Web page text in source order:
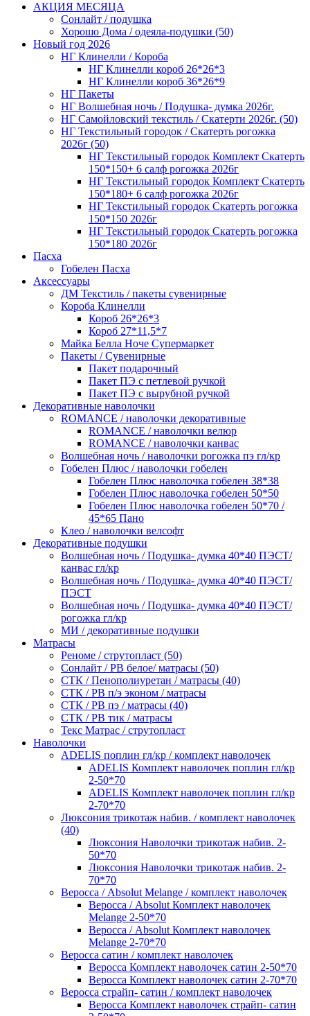
АКЦИЯ МЕСЯЦА
Сонлайт / подушка
Хорошо Дома / одеяла-подушки (50)
Новый год 2026
НГ Клинелли / Короба
НГ Клинелли короб 26*26*3
НГ Клинелли короб 36*26*9
НГ Пакеты
НГ Волшебная ночь / Подушка- думка 2026г.
НГ Самойловский текстиль / Скатерти 2026г. (50)
НГ Текстильный городок / Скатерть рогожка
2026г (50)
НГ Текстильный городок Комплект Скатерть
150*150+ 6 салф рогожка 2026г
НГ Текстильный городок Комплект Скатерть
150*180+ 6 салф рогожка 2026г
НГ Текстильный городок Скатерть рогожка
150*150 2026г
НГ Текстильный городок Скатерть рогожка
150*180 2026г
Пасха
Гобелен Пасха
Аксессуары
ДМ Текстиль / пакеты сувенирные
Короба Клинелли
Короб 26*26*3
Короб 27*11,5*7
Майка Белла Ноче Супермаркет
Пакеты / Сувенирные
Пакет подарочный
Пакет ПЭ с петлевой ручкой
Пакет ПЭ с вырубной ручкой
Декоративные наволочки
ROMANCE / наволочки декоративные
ROMANCE / наволочки велюр
ROMANCE / наволочки канвас
Волшебная ночь / наволочки рогожка пэ гл/кр
Гобелен Плюс / наволочки гобелен
Гобелен Плюс наволочка гобелен 38*38
Гобелен Плюс наволочка гобелен 50*50
Гобелен Плюс наволочка гобелен 50*70 /
45*65 Пано
Клео / наволочки велсофт
Декоративные подушки
Волшебная ночь / Подушка- думка 40*40 ПЭСТ/
канвас гл/кр
Волшебная ночь / Подушка- думка 40*40 ПЭСТ/
ПЭСТ
Волшебная ночь / Подушка- думка 40*40 ПЭСТ/
рогожка гл/кр
МИ / декоративные подушки
Матрасы
Реноме / струтопласт (50)
Сонлайт / РВ белое/ матрасы (50)
СТК / Пенополиуретан / матрасы (40)
СТК / РВ п/э эконом / матрасы
СТК / РВ пэ / матрасы (40)
СТК / РВ тик / матрасы
Текс Матрас / струтопласт
Наволочки
ADELIS поплин гл/кр / комплект наволочек
ADELIS Комплект наволочек поплин гл/кр
2-50*70
ADELIS Комплект наволочек поплин гл/кр
2-70*70
Люксония трикотаж набив. / комплект наволочек
(40)
Люксония Наволочки трикотаж набив. 2-
50*70
Люксония Наволочки трикотаж набив. 2-
70*70
Веросса / Absolut Melange / комплект наволочек
Веросса / Absolut Комплект наволочек
Melange 2-50*70
Веросса / Absolut Комплект наволочек
Melange 2-70*70
Веросса сатин / комплект наволочек
Веросса Комплект наволочек сатин 2-50*70
Веросса Комплект наволочек сатин 2-70*70
Веросса страйп- сатин / комплект наволочек
Веросса Комплект наволочек страйп- сатин